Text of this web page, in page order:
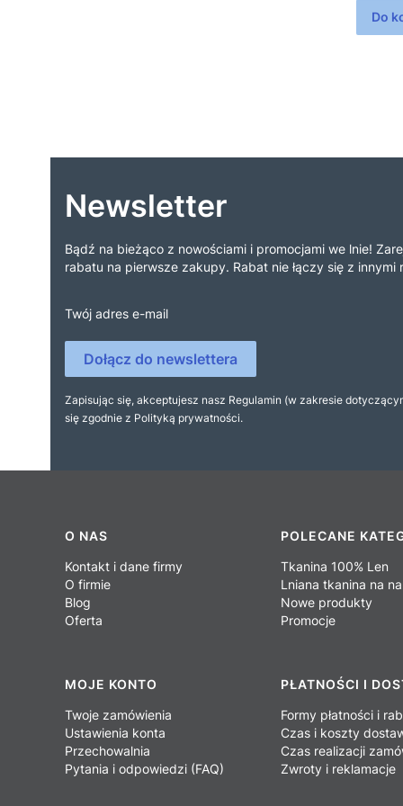
Do
Newsletter
Bądź na bieżąco z nowościami i promocjami we lnie!
rabatu na pierwsze zakupy. Rabat nie łączy się z innymi
Twój adres e-mail
Dołącz do newslettera
Zapisując się, akceptujesz nasz Regulamin (w zakresie
się zgodnie z Polityką prywatności.
Linki w stopce
O NAS
Kontakt i dane firmy
O firmie
Blog
Oferta
POLECANE
Tkanina 100% Len
Lniana tkanina na
Nowe produkty
Promocje
MOJE KONTO
Twoje zamówienia
Ustawienia konta
Przechowalnia
Pytania i odpowiedzi (FAQ)
PŁATNOŚCI I
Formy płatności i
Czas i koszty
Czas realizacji
Zwroty i reklamacje